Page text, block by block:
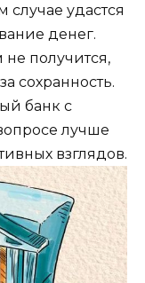
удастся
денег.
не получится,
сохранность.
банк с
лучше
взглядов.